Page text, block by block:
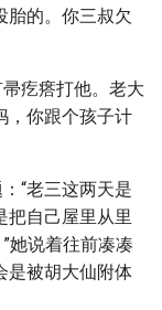
胎的。你三叔欠
疙瘩打他。老大
，你跟个孩子计
“老三这两天是
把自己屋里从里
她说着往前凑凑
是被胡大仙附体